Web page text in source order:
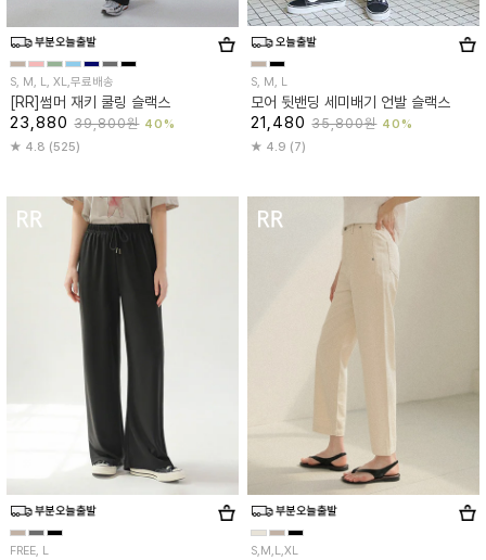
S, M, L, XL,무료배송
[RR]썸머 재키 쿨링 슬랙스
23,88039,800원 40%
4.8 (525)
S, M, L
모어 뒷밴딩 세미배기 언발 슬랙스
21,48035,800원 40%
4.9 (7)
FREE, L S,M,L,XL